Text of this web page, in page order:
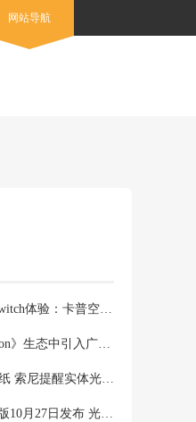
网站导航
《鬼武者：剑之道》Switch体验：卡普空的又一力作
索尼计划在《PlayStation》生态中引入广告，组建专业营销团队
PS5主机包装现警示贴纸 索尼提醒实体光盘生产将终止
《我的世界》Switch 2版10月27日发布 光照阴影升级